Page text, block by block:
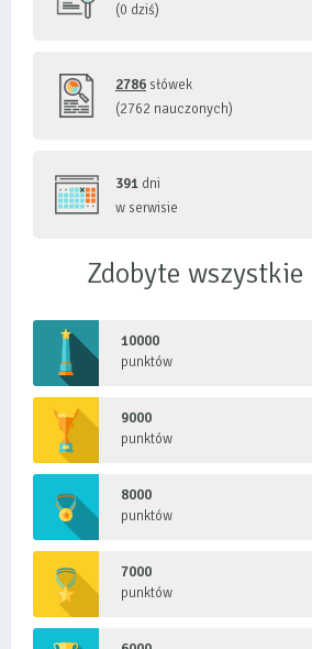
(0 dziś)
2786 słówek
(2762 nauczonych)
391 dni
w serwisie
Zdobyte wszystkie
10000
punktów
9000
punktów
8000
punktów
7000
punktów